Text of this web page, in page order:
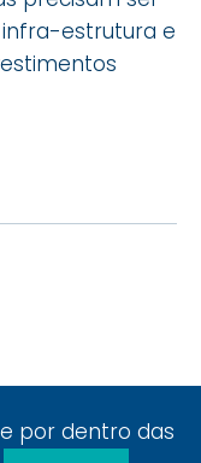
estrutura e
por dentro das